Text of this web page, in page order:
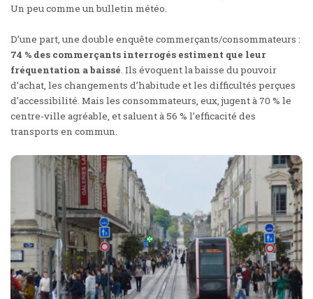
Un peu comme un bulletin météo.
D’une part, une double enquête commerçants/consommateurs :
74 % des commerçants interrogés estiment que leur
fréquentation a baissé. Ils évoquent la baisse du pouvoir
d’achat, les changements d’habitude et les difficultés perçues
d’accessibilité. Mais les consommateurs, eux, jugent à 70 % le
centre-ville agréable, et saluent à 56 % l’efficacité des
transports en commun.